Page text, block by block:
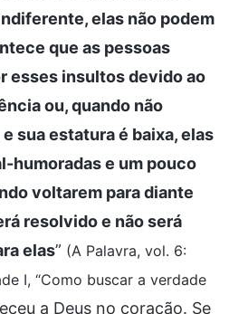
elas não podem
que as pessoas
esses insultos devido ao
ou, quando não
sua estatura é baixa, elas
humoradas e um pouco
voltarem para diante
resolvido e não será
elas” (A Palavra, vol. 6:
I, “Como buscar a verdade
a Deus no coração. Se